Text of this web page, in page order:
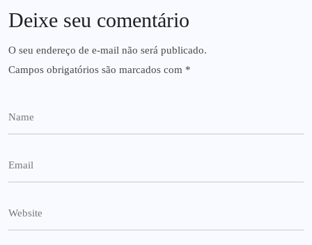
Deixe seu comentário
O seu endereço de e-mail não será publicado.
Campos obrigatórios são marcados com *